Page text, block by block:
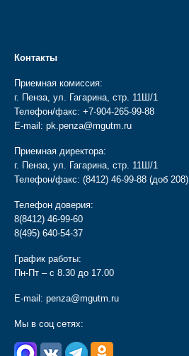
Контакты
Приемная комиссия:
г. Пенза, ул. Гагарина, стр. 11Ш/1
Телефон/факс: +7-904-265-99-88
E-mail: pk.penza@mgutm.ru
Приемная директора:
г. Пенза, ул. Гагарина, стр. 11Ш/1
Телефон/факс: (8412) 46-99-88 (доб 208)
Телефон доверия:
8(8412) 46-99-60
8(495) 640-54-37
График работы:
Пн-Пт – с 8.30 до 17.00
E-mail: penza@mgutm.ru
Мы в соц сетях: